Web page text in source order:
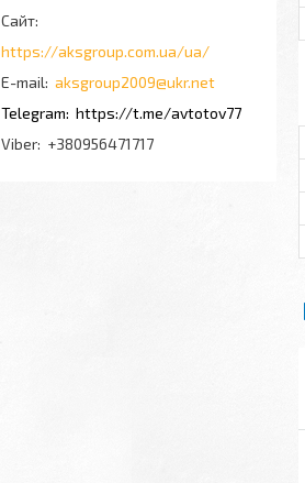
https://aksgroup.com.ua/ua/
aksgroup2009@ukr.net
https://t.me/avtotov77
+380956471717